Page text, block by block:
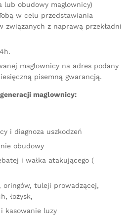
lub obudowy maglownicy)
w celu przedstawiania
związanych z naprawą przekładni
maglownicy na adres podany
pisemną gwarancją.
maglownicy:
i diagnoza uszkodzeń
obudowy
i wałka atakującego (
oringów, tuleji prowadzącej,
łożysk,
kasowanie luzy